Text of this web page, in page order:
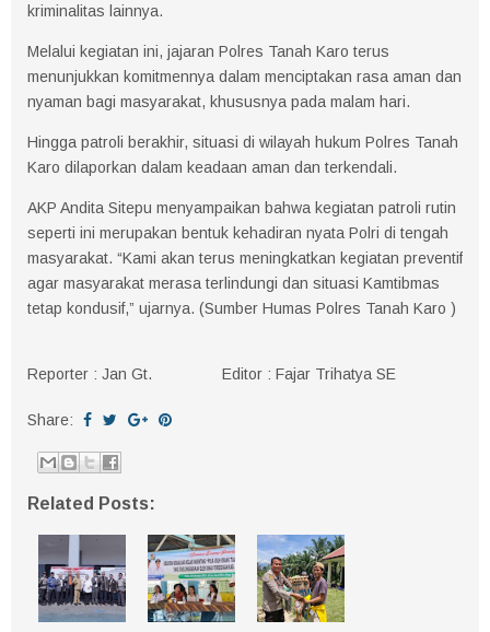
kriminalitas lainnya.
Melalui kegiatan ini, jajaran Polres Tanah Karo terus
menunjukkan komitmennya dalam menciptakan rasa aman dan
nyaman bagi masyarakat, khususnya pada malam hari.
Hingga patroli berakhir, situasi di wilayah hukum Polres Tanah
Karo dilaporkan dalam keadaan aman dan terkendali.
AKP Andita Sitepu menyampaikan bahwa kegiatan patroli rutin
seperti ini merupakan bentuk kehadiran nyata Polri di tengah
masyarakat. “Kami akan terus meningkatkan kegiatan preventif
agar masyarakat merasa terlindungi dan situasi Kamtibmas
tetap kondusif,” ujarnya. (Sumber Humas Polres Tanah Karo )
Reporter : Jan Gt. Editor : Fajar Trihatya SE
Share:
Related Posts: